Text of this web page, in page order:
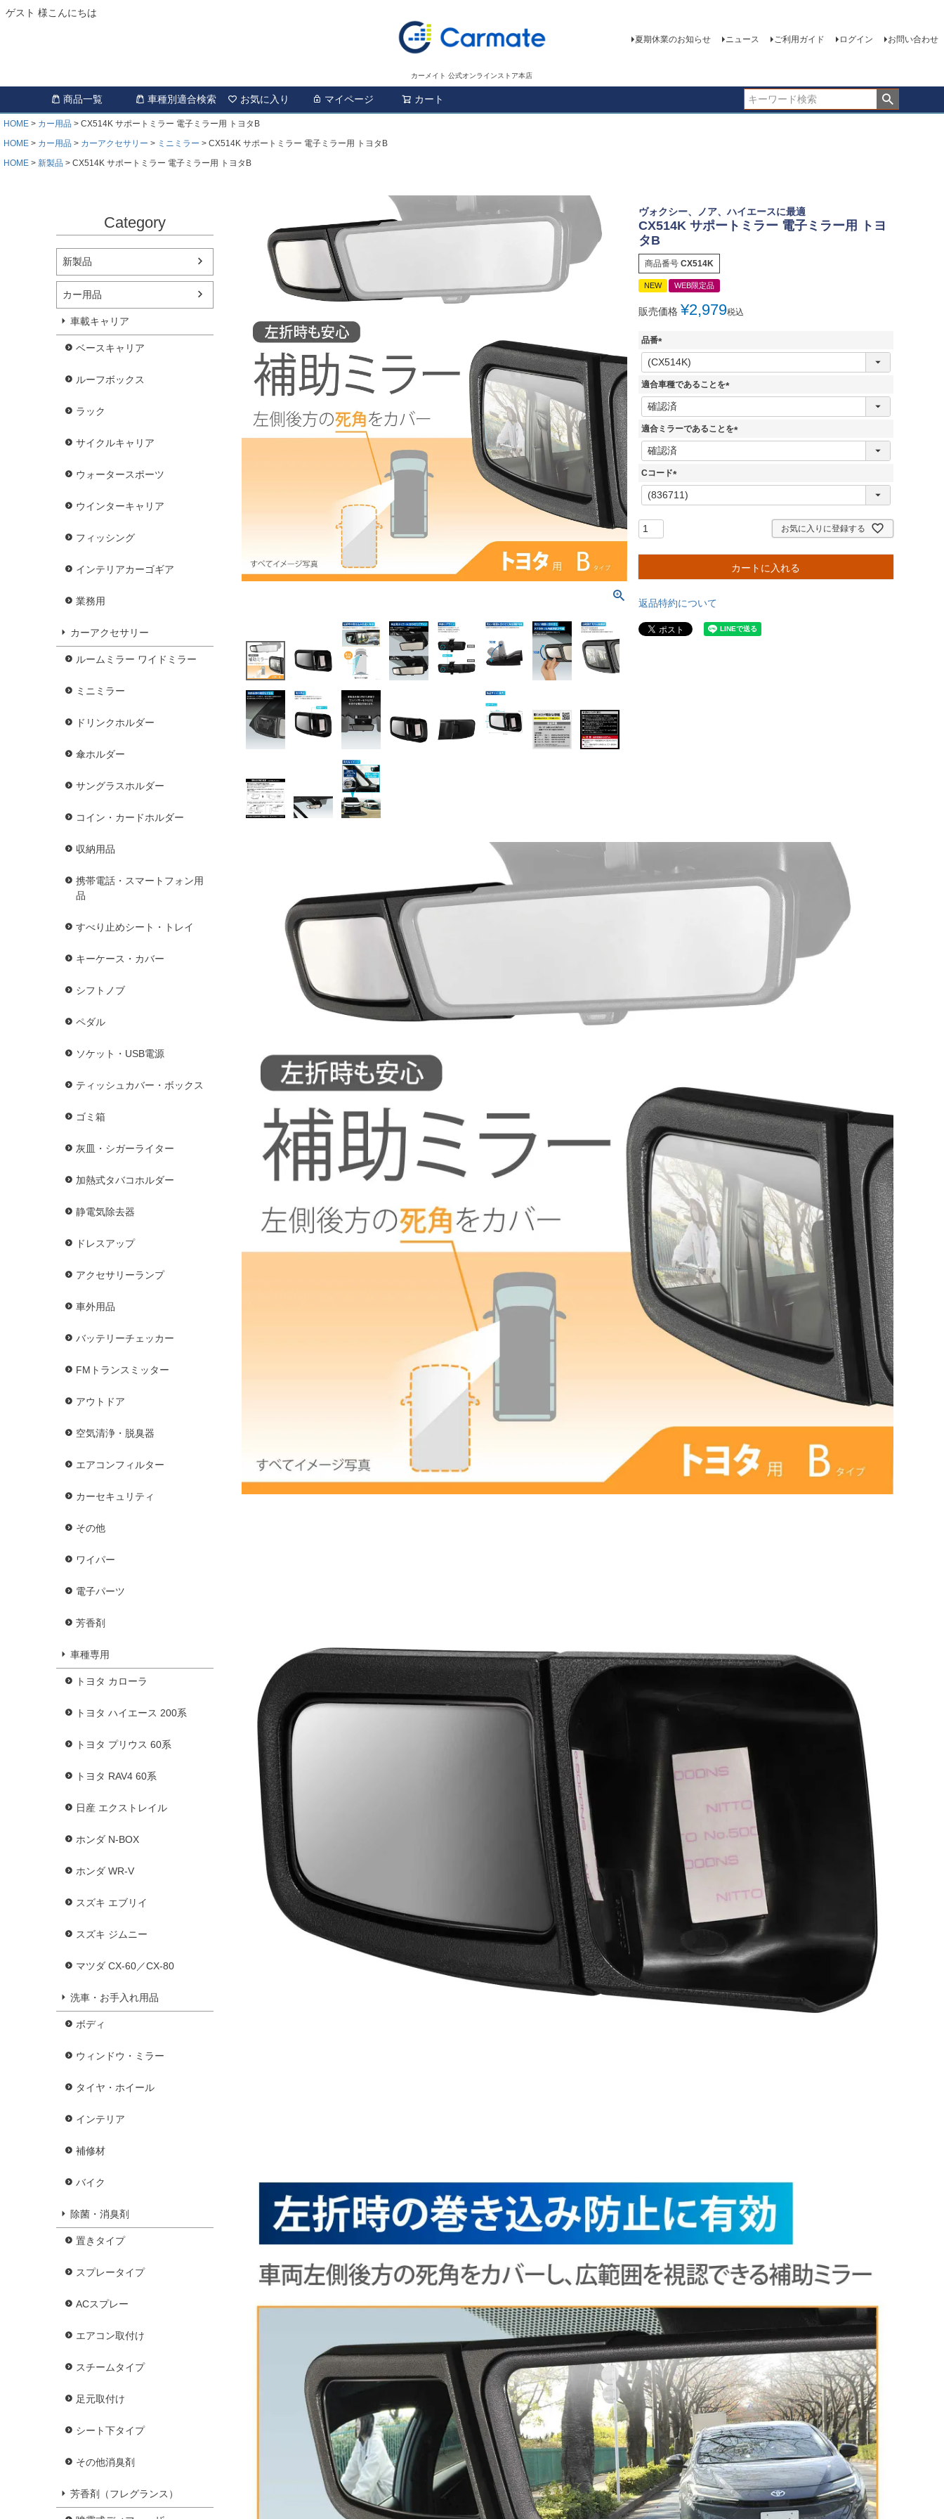
ゲスト 様こんにちは
カーメイト 公式オンラインストア本店
夏期休業のお知らせ ニュース ご利用ガイド ログイン お問い合わせ
商品一覧 車種別適合検索 お気に入り マイページ カート
HOME カー用品
CX514K サポートミラー 電子ミラー用 トヨタB
HOME
カー用品 カーアクセサリー ミニミラー
CX514K サポートミラー 電子ミラー用 トヨタB
HOME
新製品 CX514K サポートミラー 電子ミラー用 トヨタB
Category
新製品
カー用品
車載キャリア
ベースキャリア
ルーフボックス
ラック
サイクルキャリア
ウォータースポーツ
ウインターキャリア
フィッシング
インテリアカーゴギア
業務用
カーアクセサリー
ルームミラー ワイドミラー
ミニミラー
ドリンクホルダー
傘ホルダー
サングラスホルダー
コイン・カードホルダー
収納用品
携帯電話・スマートフォン用
品
すべり止めシート・トレイ
キーケース・カバー
シフトノブ
ペダル
ソケット・USB電源
ティッシュカバー・ボックス
ゴミ箱
灰皿・シガーライター
加熱式タバコホルダー
静電気除去器
ドレスアップ
アクセサリーランプ
車外用品
バッテリーチェッカー
FMトランスミッター
アウトドア
空気清浄・脱臭器
エアコンフィルター
カーセキュリティ
その他
ワイパー
電子パーツ
芳香剤
車種専用
トヨタ カローラ
トヨタ ハイエース 200系
トヨタ プリウス 60系
トヨタ RAV4 60系
日産 エクストレイル
ホンダ N-BOX
ホンダ WR-V
スズキ エブリイ
スズキ ジムニー
マツダ CX-60／CX-80
洗車・お手入れ用品
ボディ
ウィンドウ・ミラー
タイヤ・ホイール
インテリア
補修材
バイク
除菌・消臭剤
置きタイプ
スプレータイプ
ACスプレー
エアコン取付け
スチームタイプ
足元取付け
シート下タイプ
その他消臭剤
芳香剤（フレグランス）
ヴォクシー、ノア、ハイエースに最適
CX514K サポートミラー 電子ミラー用 トヨ
タB
商品番号 CX514K
NEW WEB限定品
販売価格 ¥2,979税込
品番
(
必
須
適合車種であることを
(
須
適合ミラーであることを
(
Cコード
(
必
お気に入りに登録する
カートに入れる
返品特約について